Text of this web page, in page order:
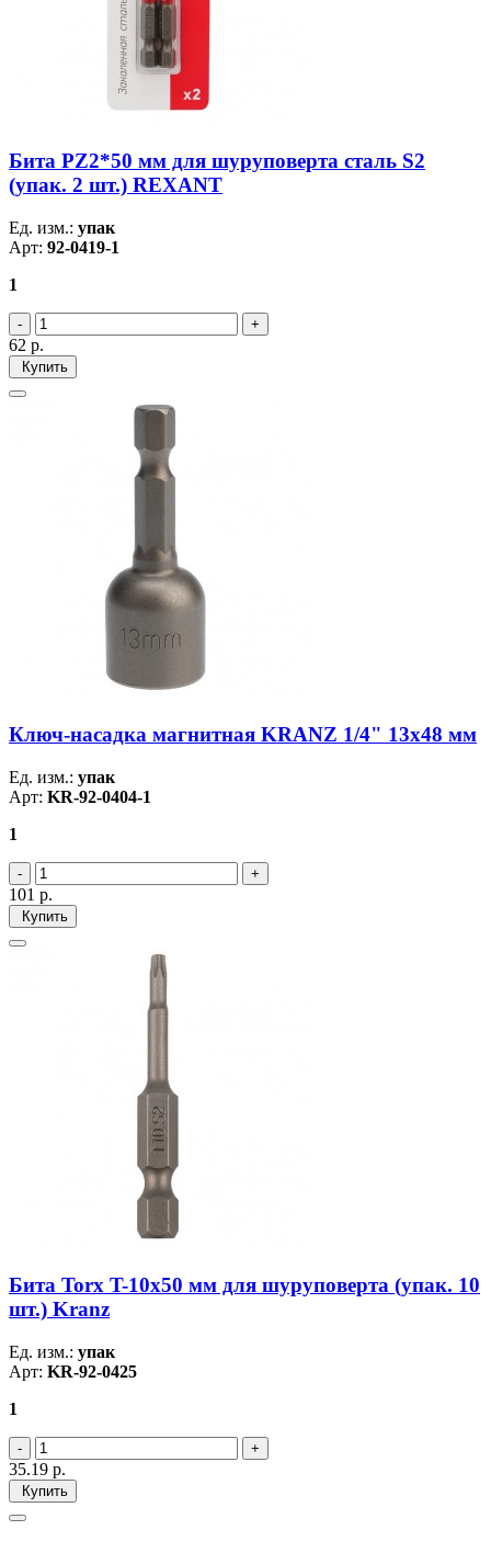
Бита PZ2*50 мм для шуруповерта сталь S2
(упак. 2 шт.) REXANT
Ед. изм.: упак
Арт: 92-0419-1
1
62 р.
Купить
Ключ-насадка магнитная KRANZ 1/4" 13х48 мм
Ед. изм.: упак
Арт: KR-92-0404-1
1
101 р.
Купить
Бита Torx T-10х50 мм для шуруповерта (упак. 10
шт.) Kranz
Ед. изм.: упак
Арт: KR-92-0425
1
35.19 р.
Купить